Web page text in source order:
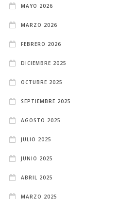
MAYO 2026
MARZO 2026
FEBRERO 2026
DICIEMBRE 2025
OCTUBRE 2025
SEPTIEMBRE 2025
AGOSTO 2025
JULIO 2025
JUNIO 2025
ABRIL 2025
MARZO 2025